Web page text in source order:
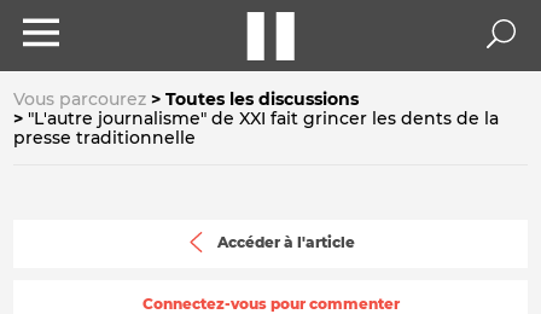
Vous parcourez
Toutes les discussions
"L'autre journalisme" de XXI fait grincer les dents de la
presse traditionnelle
Accéder à l'article
Connectez-vous pour commenter